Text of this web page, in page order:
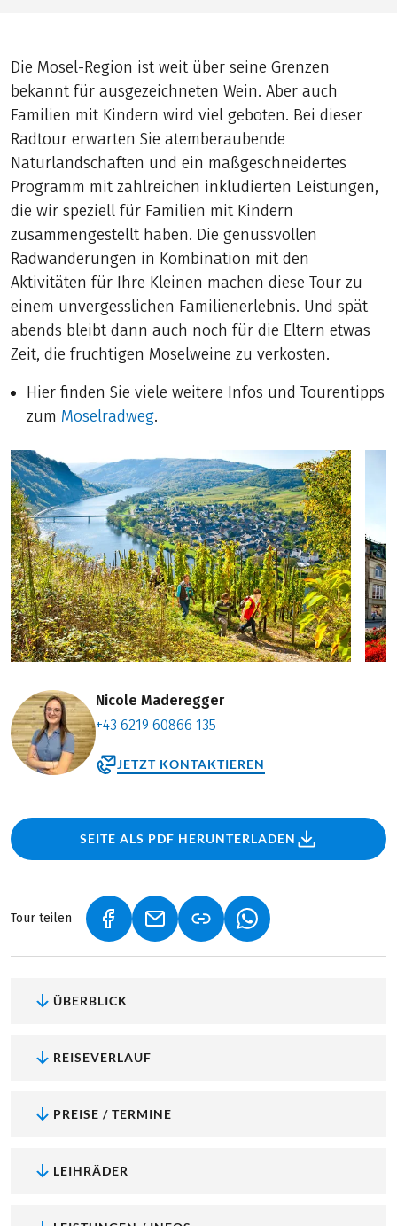
Die Mosel-Region ist weit über seine Grenzen
bekannt für ausgezeichneten Wein. Aber auch
Familien mit Kindern wird viel geboten. Bei dieser
Radtour erwarten Sie atemberaubende
Naturlandschaften und ein maßgeschneidertes
Programm mit zahlreichen inkludierten Leistungen,
die wir speziell für Familien mit Kindern
zusammengestellt haben. Die genussvollen
Radwanderungen in Kombination mit den
Aktivitäten für Ihre Kleinen machen diese Tour zu
einem unvergesslichen Familienerlebnis. Und spät
abends bleibt dann auch noch für die Eltern etwas
Zeit, die fruchtigen Moselweine zu verkosten.
Hier finden Sie viele weitere Infos und Tourentipps
zum Moselradweg.
Nicole Maderegger
+43 6219 60866 135
JETZT KONTAKTIEREN
SEITE ALS PDF HERUNTERLADEN
Tour teilen (LINK ÖFFNET IN NEUEM TAB)
(LINK ÖFFNET IN NEUEM TAB)
(LINK ÖFFNET IN
ÜBERBLICK
REISEVERLAUF
PREISE / TERMINE
LEIHRÄDER